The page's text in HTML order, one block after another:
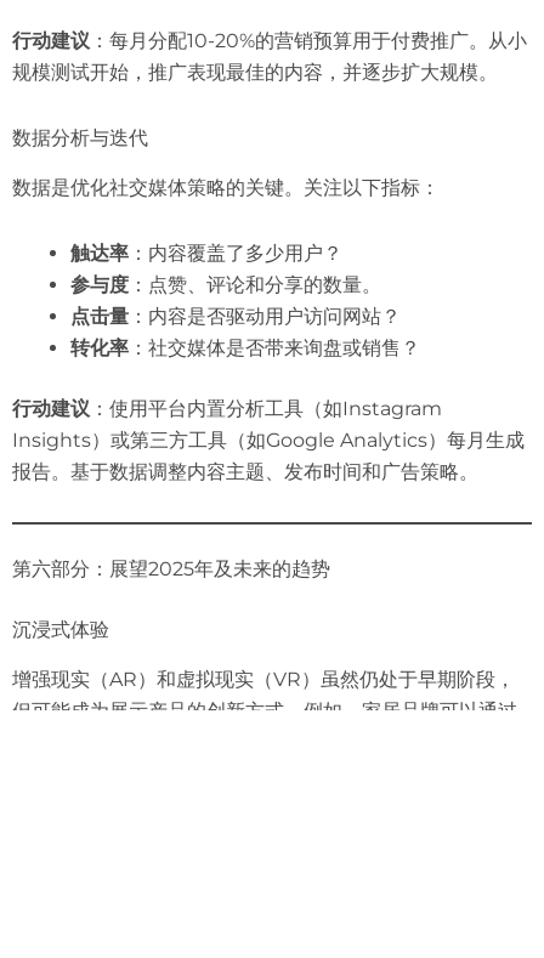
行动建议 ：每月分配10-20%的营销预算用于付费推广。从小
规模测试开始，推广表现最佳的内容，并逐步扩大规模。
数据分析与迭代
数据是优化社交媒体策略的关键。关注以下指标：
触达率 ：内容覆盖了多少用户？
参与度 ：点赞、评论和分享的数量。
点击量 ：内容是否驱动用户访问网站？
转化率 ：社交媒体是否带来询盘或销售？
行动建议 ：使用平台内置分析工具（如Instagram
Insights）或第三方工具（如Google Analytics）每月生成
报告。基于数据调整内容主题、发布时间和广告策略。
第六部分：展望2025年及未来的趋势
沉浸式体验
增强现实（AR）和虚拟现实（VR）虽然仍处于早期阶段，
但可能成为展示产品的创新方式。例如，家居品牌可以通过